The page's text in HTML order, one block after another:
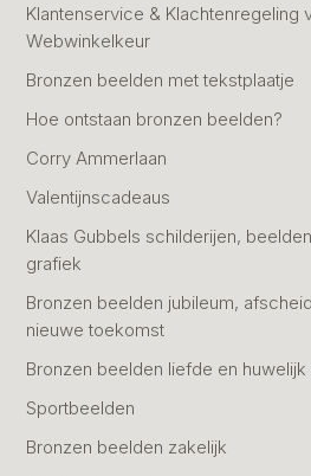
Klantenservice & Klachtenregeling
Webwinkelkeur
Bronzen beelden met tekstplaatje
Hoe ontstaan bronzen beelden?
Corry Ammerlaan
Valentijnscadeaus
Klaas Gubbels schilderijen,
grafiek
Bronzen beelden jubileum,
nieuwe toekomst
Bronzen beelden liefde en huwelijk
Sportbeelden
Bronzen beelden zakelijk